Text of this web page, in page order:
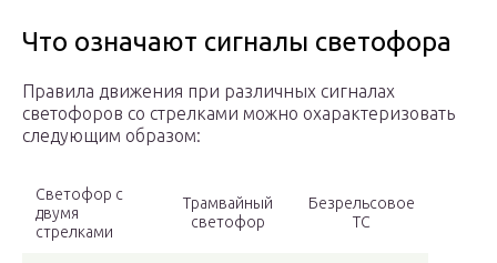
Что означают сигналы светофора
Правила движения при различных сигналах
светофоров со стрелками можно охарактеризовать
следующим образом:
Светофор с
двумя
стрелками
Трамвайный
светофор
Безрельсовое
ТС